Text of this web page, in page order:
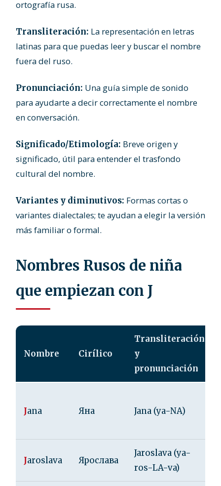
ortografía rusa.
Transliteración: La representación en letras
latinas para que puedas leer y buscar el nombre
fuera del ruso.
Pronunciación: Una guía simple de sonido
para ayudarte a decir correctamente el nombre
en conversación.
Significado/Etimología: Breve origen y
significado, útil para entender el trasfondo
cultural del nombre.
Variantes y diminutivos: Formas cortas o
variantes dialectales; te ayudan a elegir la versión
más familiar o formal.
Nombres Rusos de niña
que empiezan con J
Nombre Cirílico
Transliteración
y
pronunciación
Jana Яна Jana (ya-NA)
Jaroslava Ярослава
Jaroslava (ya-
ros-LA-va)